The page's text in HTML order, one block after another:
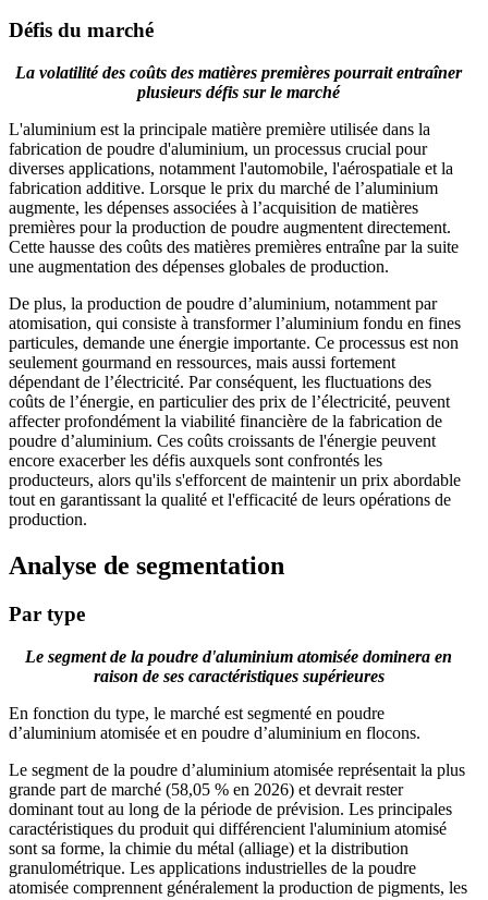
Défis du marché
La volatilité des coûts des matières premières pourrait entraîner
plusieurs défis sur le marché
L'aluminium est la principale matière première utilisée dans la
fabrication de poudre d'aluminium, un processus crucial pour
diverses applications, notamment l'automobile, l'aérospatiale et la
fabrication additive. Lorsque le prix du marché de l’aluminium
augmente, les dépenses associées à l’acquisition de matières
premières pour la production de poudre augmentent directement.
Cette hausse des coûts des matières premières entraîne par la suite
une augmentation des dépenses globales de production.
De plus, la production de poudre d’aluminium, notamment par
atomisation, qui consiste à transformer l’aluminium fondu en fines
particules, demande une énergie importante. Ce processus est non
seulement gourmand en ressources, mais aussi fortement
dépendant de l’électricité. Par conséquent, les fluctuations des
coûts de l’énergie, en particulier des prix de l’électricité, peuvent
affecter profondément la viabilité financière de la fabrication de
poudre d’aluminium. Ces coûts croissants de l'énergie peuvent
encore exacerber les défis auxquels sont confrontés les
producteurs, alors qu'ils s'efforcent de maintenir un prix abordable
tout en garantissant la qualité et l'efficacité de leurs opérations de
production.
Analyse de segmentation
Par type
Le segment de la poudre d'aluminium atomisée dominera en
raison de ses caractéristiques supérieures
En fonction du type, le marché est segmenté en poudre
d’aluminium atomisée et en poudre d’aluminium en flocons.
Le segment de la poudre d’aluminium atomisée représentait la plus
grande part de marché (58,05 % en 2026) et devrait rester
dominant tout au long de la période de prévision. Les principales
caractéristiques du produit qui différencient l'aluminium atomisé
sont sa forme, la chimie du métal (alliage) et la distribution
granulométrique. Les applications industrielles de la poudre
atomisée comprennent généralement la production de pigments, les